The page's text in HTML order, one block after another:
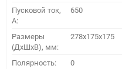
Пусковой ток,
A:
650
Размеры
(ДхШхВ), мм:
278x175x175
Полярность: 0